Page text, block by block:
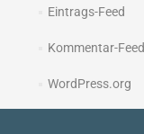
Eintrags-Feed
Kommentar-Feed
WordPress.org